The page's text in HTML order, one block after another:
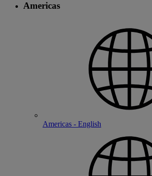
Americas
Americas - English